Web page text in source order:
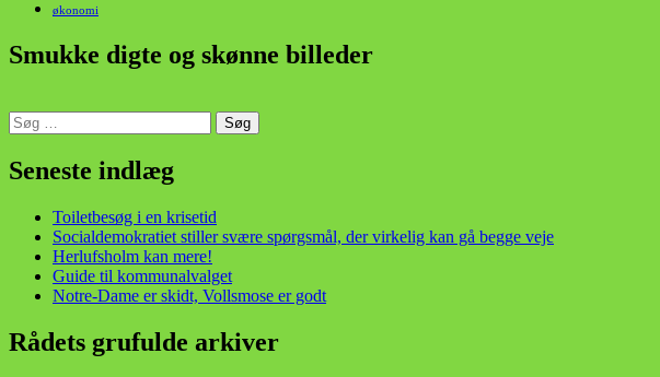
økonomi
Smukke digte og skønne billeder
Søg
efter:
Seneste indlæg
Toiletbesøg i en krisetid
Socialdemokratiet stiller svære spørgsmål, der virkelig kan gå begge veje
Herlufsholm kan mere!
Guide til kommunalvalget
Notre-Dame er skidt, Vollsmose er godt
Rådets grufulde arkiver